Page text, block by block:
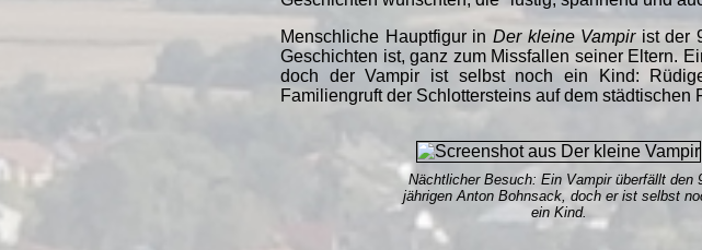
Menschliche Hauptfigur in Der kleine Vampirist der
Geschichten ist, ganz zum Missfallen seiner Eltern.
doch der Vampir ist selbst noch ein Kind:
Familiengruft der Schlottersteins auf dem städtischen
Nächtlicher Besuch: Ein Vampir überfällt den
jährigen Anton Bohnsack, doch er ist selbst
ein Kind.